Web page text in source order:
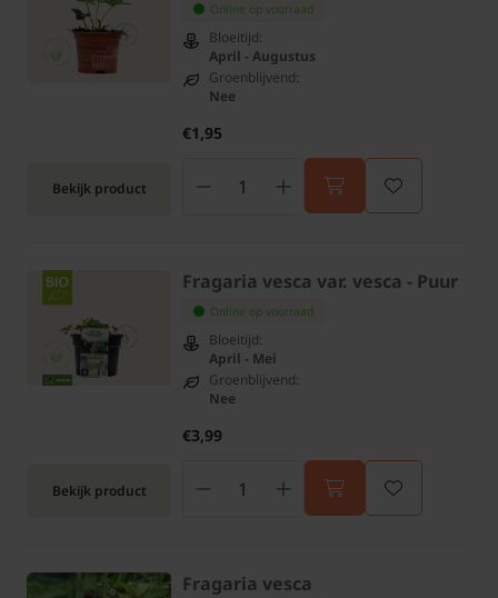
Bekijk product
Online op voorraad
Bloeitijd:
April - Augustus
Groenblijvend:
Nee
€1,95
Bekijk product
Fragaria vesca var. vesca - Puur
Online op voorraad
Bloeitijd:
April - Mei
Groenblijvend:
Nee
€3,99
Fragaria vesca